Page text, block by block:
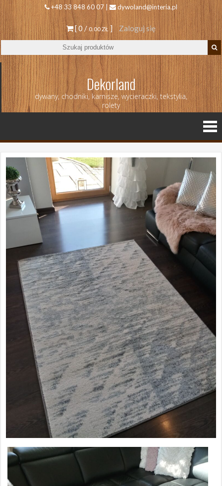
+48 33 848 60 07 | dywoland@interia.pl
[ 0 /0.00 ZŁ ] Zaloguj się
Dekorland
dywany, chodniki, karnisze, wycieraczki, tekstylia,
rolety